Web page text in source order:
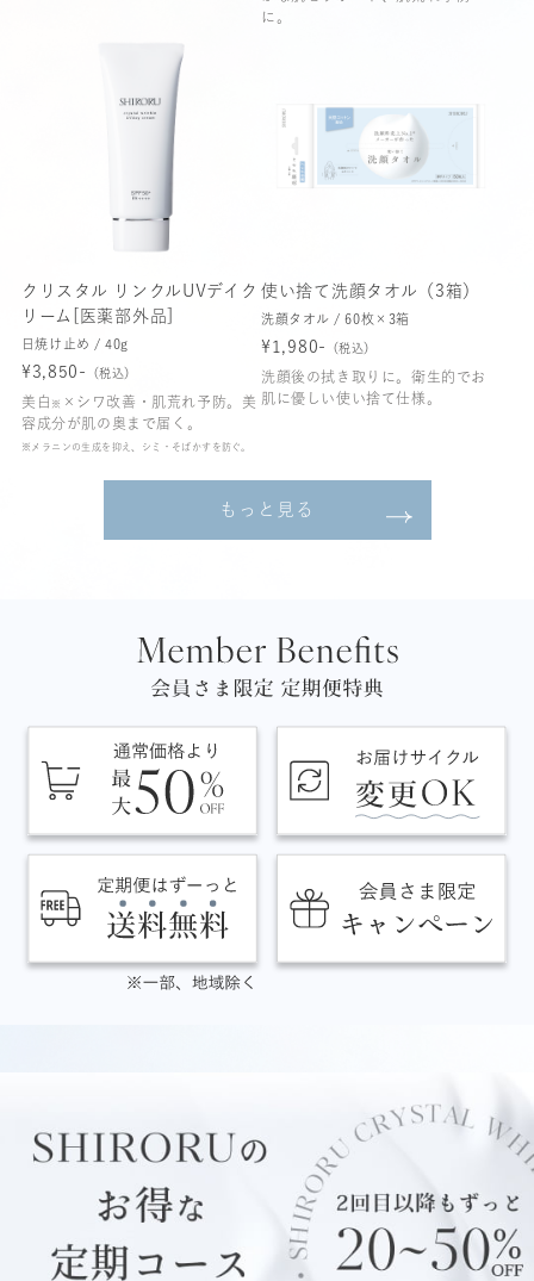
に。
クリスタル リンクルUVデイク
リーム[医薬部外品]
日焼け止め / 40g
¥3,850- （税込）
美白 ※
×シワ改善・肌荒れ予防。美
容成分が肌の奥まで届く。
※メラニンの生成を抑え、シミ・そばかすを防ぐ。
使い捨て洗顔タオル（3箱）
洗顔タオル / 60枚×3箱
¥1,980- （税込）
洗顔後の拭き取りに。衛生的でお
肌に優しい使い捨て仕様。
もっと見る